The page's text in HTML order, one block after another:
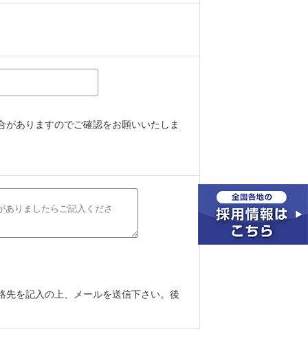
ありますのでご確認をお願いいたしま
を記入の上、メールを送信下さい。後